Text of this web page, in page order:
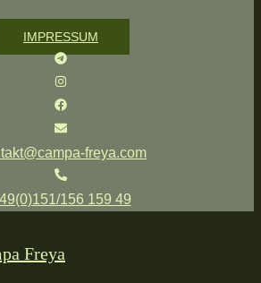
IMPRESSUM
freya.com
156 159 49
Freya